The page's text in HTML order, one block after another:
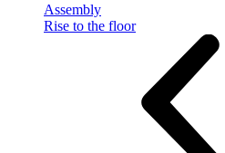
Assembly
Rise to the floor